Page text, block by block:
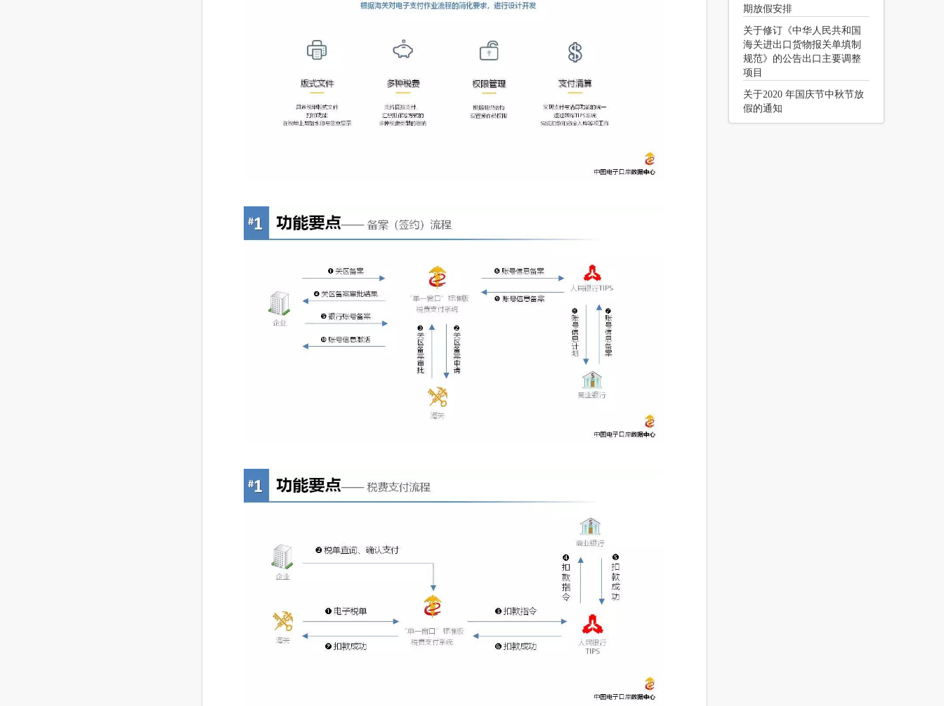
期放假安排
关于修订《中华人民共和国
海关进出口货物报关单填制
规范》的公告出口主要调整
项目
关于2020 年国庆节中秋节放
假的通知